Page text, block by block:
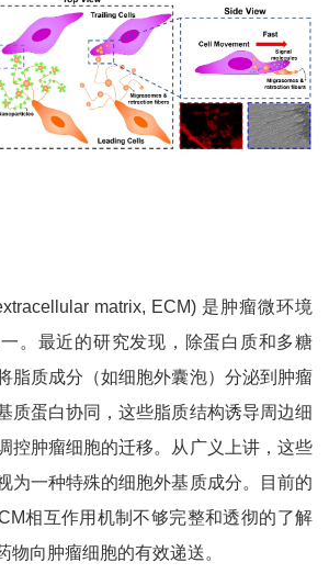
matrix, ECM) 是肿瘤微环境
。最近的研究发现，除蛋白质和多糖
脂质成分（如细胞外囊泡）分泌到肿瘤
质蛋白协同，这些脂质结构诱导周边细
控肿瘤细胞的迁移。从广义上讲，这些
为一种特殊的细胞外基质成分。目前的
相互作用机制不够完整和透彻的了解
物向肿瘤细胞的有效递送。